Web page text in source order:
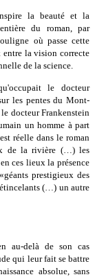
la beauté et la
du roman, par
où passe cette
entre la vision correcte
de la science.
le docteur
les pentes du Mont-
docteur Frankenstein
un homme à part
réelle dans le roman
de la rivière (…) les
ces lieux la présence
prestigieux des
(…) un autre
au-delà de son cas
qui leur fait se battre
absolue, sans